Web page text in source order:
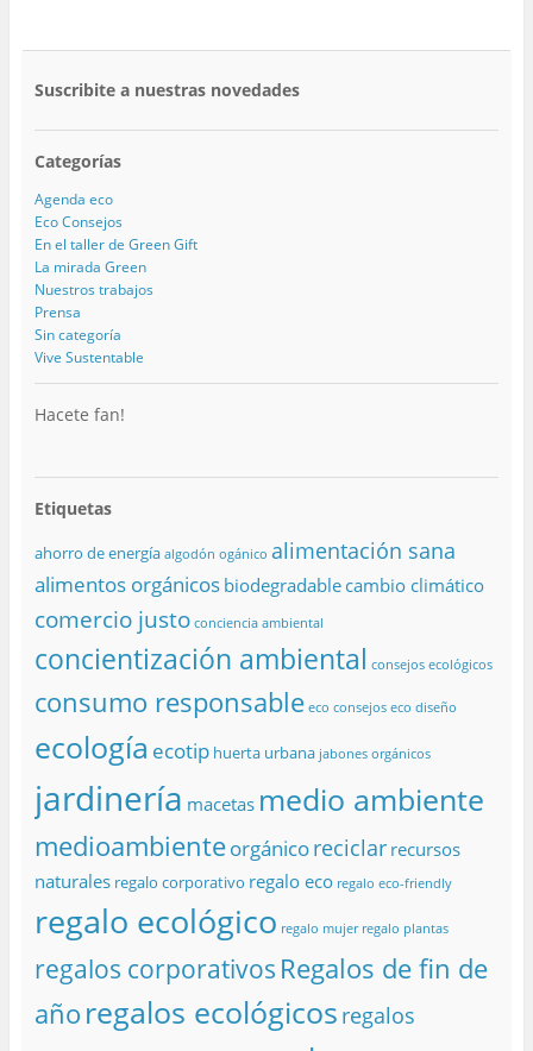
Suscribite a nuestras novedades
Categorías
Agenda eco
Eco Consejos
En el taller de Green Gift
La mirada Green
Nuestros trabajos
Prensa
Sin categoría
Vive Sustentable
Hacete fan!
Etiquetas
ahorro de energía algodón ogánico alimentación sana
alimentos orgánicos biodegradable cambio climático
comercio justo conciencia ambiental
concientización ambiental consejos ecológicos
consumo responsable eco consejos eco diseño
ecología ecotip huerta urbana jabones orgánicos
jardinería macetas medio ambiente
medioambienteorgánicoreciclar recursos
naturales regalo corporativo regalo eco regalo eco-friendly
regalo ecológico regalo mujer regalo plantas
regalos corporativos Regalos de fin de
año regalos ecológicos regalos